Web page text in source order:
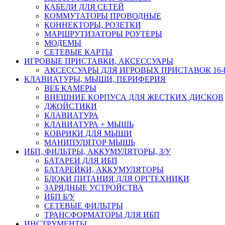
КАБЕЛИ ДЛЯ СЕТЕЙ
КОММУТАТОРЫ ПРОВОДНЫЕ
КОННЕКТОРЫ, РОЗЕТКИ
МАРШРУТИЗАТОРЫ РОУТЕРЫ
МОДЕМЫ
СЕТЕВЫЕ КАРТЫ
ИГРОВЫЕ ПРИСТАВКИ, АКСЕССУАРЫ
АКСЕССУАРЫ ДЛЯ ИГРОВЫХ ПРИСТАВОК 16-
КЛАВИАТУРЫ, МЫШИ, ПЕРИФЕРИЯ
ВЕБ КАМЕРЫ
ВНЕШНИЕ КОРПУСА ДЛЯ ЖЕСТКИХ ДИСКОВ
ДЖОЙСТИКИ
КЛАВИАТУРА
КЛАВИАТУРА + МЫШЬ
КОВРИКИ ДЛЯ МЫШИ
МАНИПУЛЯТОР МЫШЬ
ИБП, ФИЛЬТРЫ, АККУМУЛЯТОРЫ, З/У
БАТАРЕИ ДЛЯ ИБП
БАТАРЕЙКИ, АККУМУЛЯТОРЫ
БЛОКИ ПИТАНИЯ ДЛЯ ОРГТЕХНИКИ
ЗАРЯДНЫЕ УСТРОЙСТВА
ИБП Б/У
СЕТЕВЫЕ ФИЛЬТРЫ
ТРАНСФОРМАТОРЫ ДЛЯ ИБП